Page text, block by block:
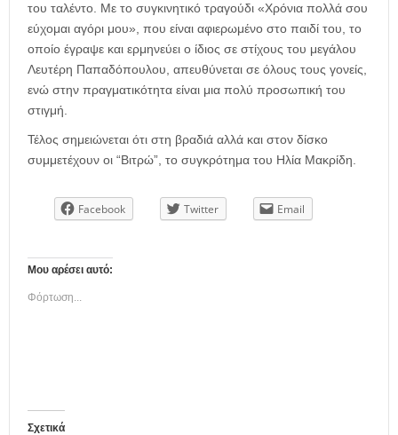
του ταλέντο. Με το συγκινητικό τραγούδι «Χρόνια πολλά σου
εύχομαι αγόρι μου», που είναι αφιερωμένο στο παιδί του, το
οποίο έγραψε και ερμηνεύει ο ίδιος σε στίχους του μεγάλου
Λευτέρη Παπαδόπουλου, απευθύνεται σε όλους τους γονείς,
ενώ στην πραγματικότητα είναι μια πολύ προσωπική του
στιγμή.
Τέλος σημειώνεται ότι στη βραδιά αλλά και στον δίσκο
συμμετέχουν οι “Βιτρώ”, το συγκρότημα του Ηλία Μακρίδη.
Facebook Twitter Email
Μου αρέσει αυτό:
Φόρτωση...
Σχετικά